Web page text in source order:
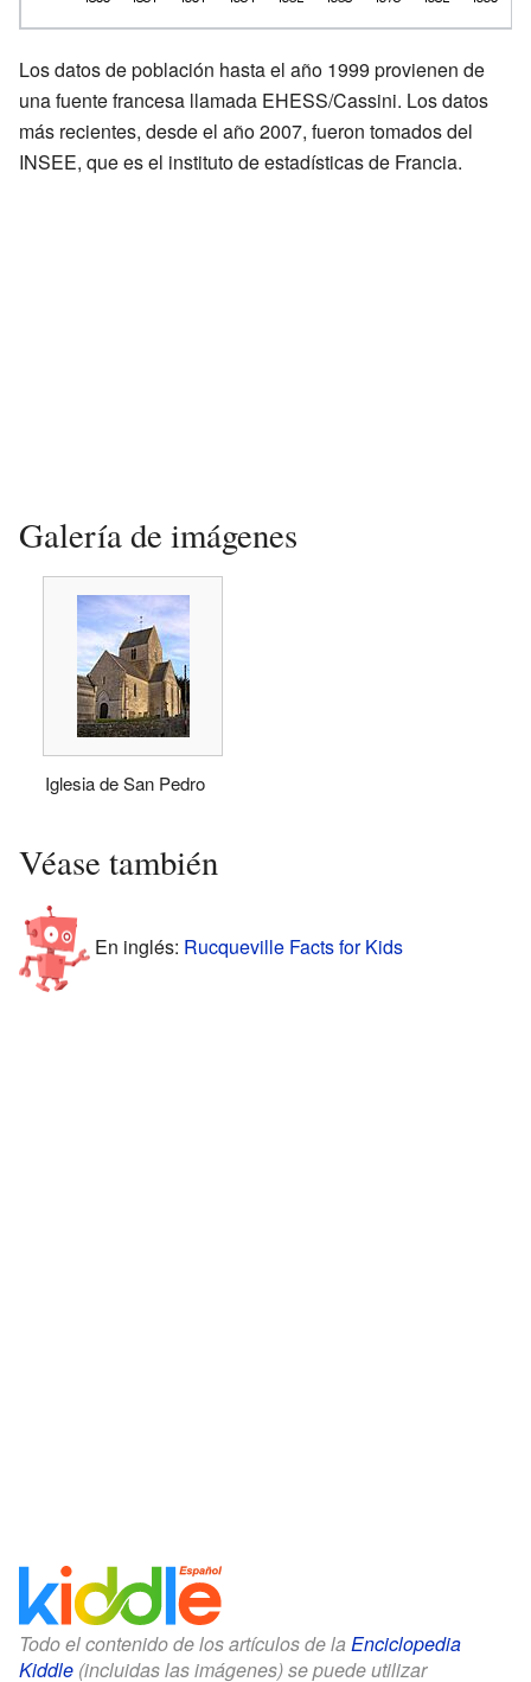
Los datos de población hasta el año 1999 provienen de
una fuente francesa llamada EHESS/Cassini. Los datos
más recientes, desde el año 2007, fueron tomados del
INSEE, que es el instituto de estadísticas de Francia.
Galería de imágenes
Iglesia de San Pedro
Véase también
En inglés: Rucqueville Facts for Kids
Todo el contenido de los artículos de la Enciclopedia
Kiddle (incluidas las imágenes) se puede utilizar